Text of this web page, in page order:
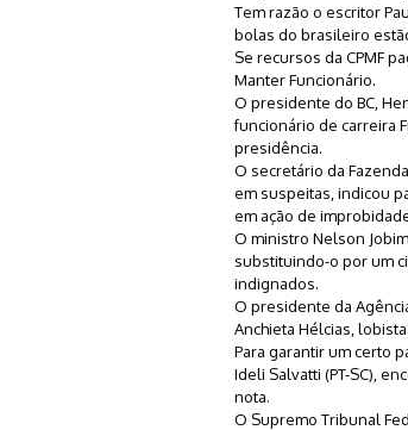
Tem razão o escritor
bolas do brasileiro
Se recursos da CPMF
Manter Funcionário.
O presidente do BC,
funcionário de carreira
presidência.
O secretário da
em suspeitas, indicou
em ação de
O ministro Nelson
substituindo-o por um
indignados.
O presidente da
Anchieta Hélcias,
Para garantir um certo
Ideli Salvatti (PT-SC),
nota.
O Supremo Tribunal